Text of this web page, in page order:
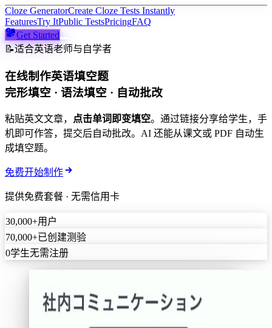
Cloze GeneratorCreate Cloze Tests Instantly
FeaturesTry ItPublic TestsPricingFAQ
Get Started
📝适合英语老师与自学者
在线制作英语填空题
完形填空 · 语法填空 · 自动批改
粘贴英文文章， 点击单词即变填空。通过链接分享给学生，手
机即可作答，提交后自动批改。AI 还能从课文或 PDF 自动生
成填空题。
免费开始制作
提供免费套餐 · 无需信用卡
30,000+用户
70,000+已创建测验
0学生无需注册